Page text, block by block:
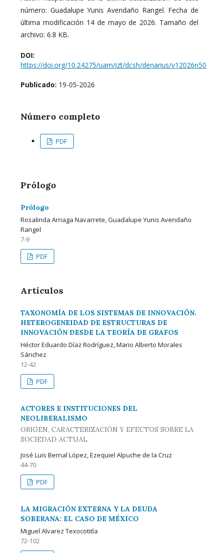
número: Guadalupe Yunis Avendaño Rangel. Fecha de
última modificación 14 de mayo de 2026. Tamaño del
archivo: 6.8 KB.
DOI:
https://doi.org/10.24275/uam/izt/dcsh/denarius/v12026n50
Publicado: 19-05-2026
Número completo
PDF
Prólogo
Prólogo
Rosalinda Arriaga Navarrete, Guadalupe Yunis Avendaño
Rangel
7-9
PDF
Artículos
TAXONOMÍA DE LOS SISTEMAS DE INNOVACIÓN.
HETEROGENEIDAD DE ESTRUCTURAS DE
INNOVACIÓN DESDE LA TEORÍA DE GRAFOS
Héctor Eduardo Díaz Rodríguez, Mario Alberto Morales
Sánchez
12-42
PDF
ACTORES E INSTITUCIONES DEL
NEOLIBERALISMO
ORIGEN, CARACTERIZACIÓN Y EFECTOS SOBRE LA
SOCIEDAD ACTUAL
José Luis Bernal López, Ezequiel Alpuche de la Cruz
44-70
PDF
LA MIGRACIÓN EXTERNA Y LA DEUDA
SOBERANA: EL CASO DE MÉXICO
Miguel Alvarez Texocotitla
72-102